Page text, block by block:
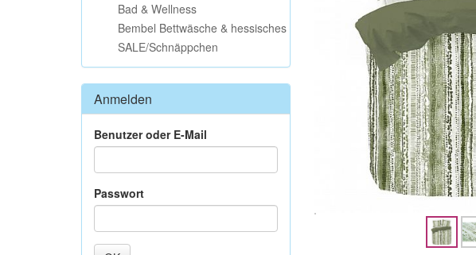
Bad & Wellness
Bembel Bettwäsche & hessisches
SALE/Schnäppchen
Anmelden
Benutzer oder E-Mail
Passwort